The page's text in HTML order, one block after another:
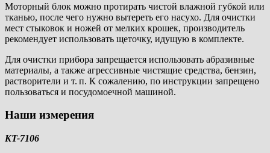
Моторный блок можно протирать чистой влажной губкой или
тканью, после чего нужно вытереть его насухо. Для очистки
мест стыковок и ножей от мелких крошек, производитель
рекомендует использовать щеточку, идущую в комплекте.
Для очистки прибора запрещается использовать абразивные
материалы, а также агрессивные чистящие средства, бензин,
растворители и т. п. К сожалению, по инструкции запрещено
пользоваться и посудомоечной машиной.
Наши измерения
KT-7106